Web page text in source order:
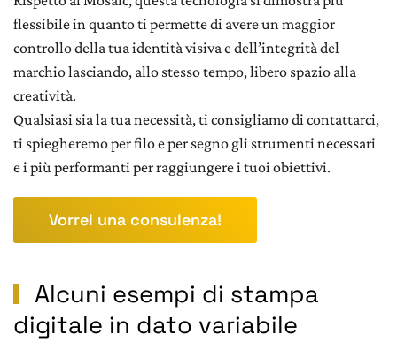
flessibile in quanto ti permette di avere un maggior
controllo della tua identità visiva e dell’integrità del
marchio lasciando, allo stesso tempo, libero spazio alla
creatività.
Qualsiasi sia la tua necessità, ti consigliamo di contattarci,
ti spiegheremo per filo e per segno gli strumenti necessari
e i più performanti per raggiungere i tuoi obiettivi.
Vorrei una consulenza!
Alcuni esempi di stampa
digitale in dato variabile